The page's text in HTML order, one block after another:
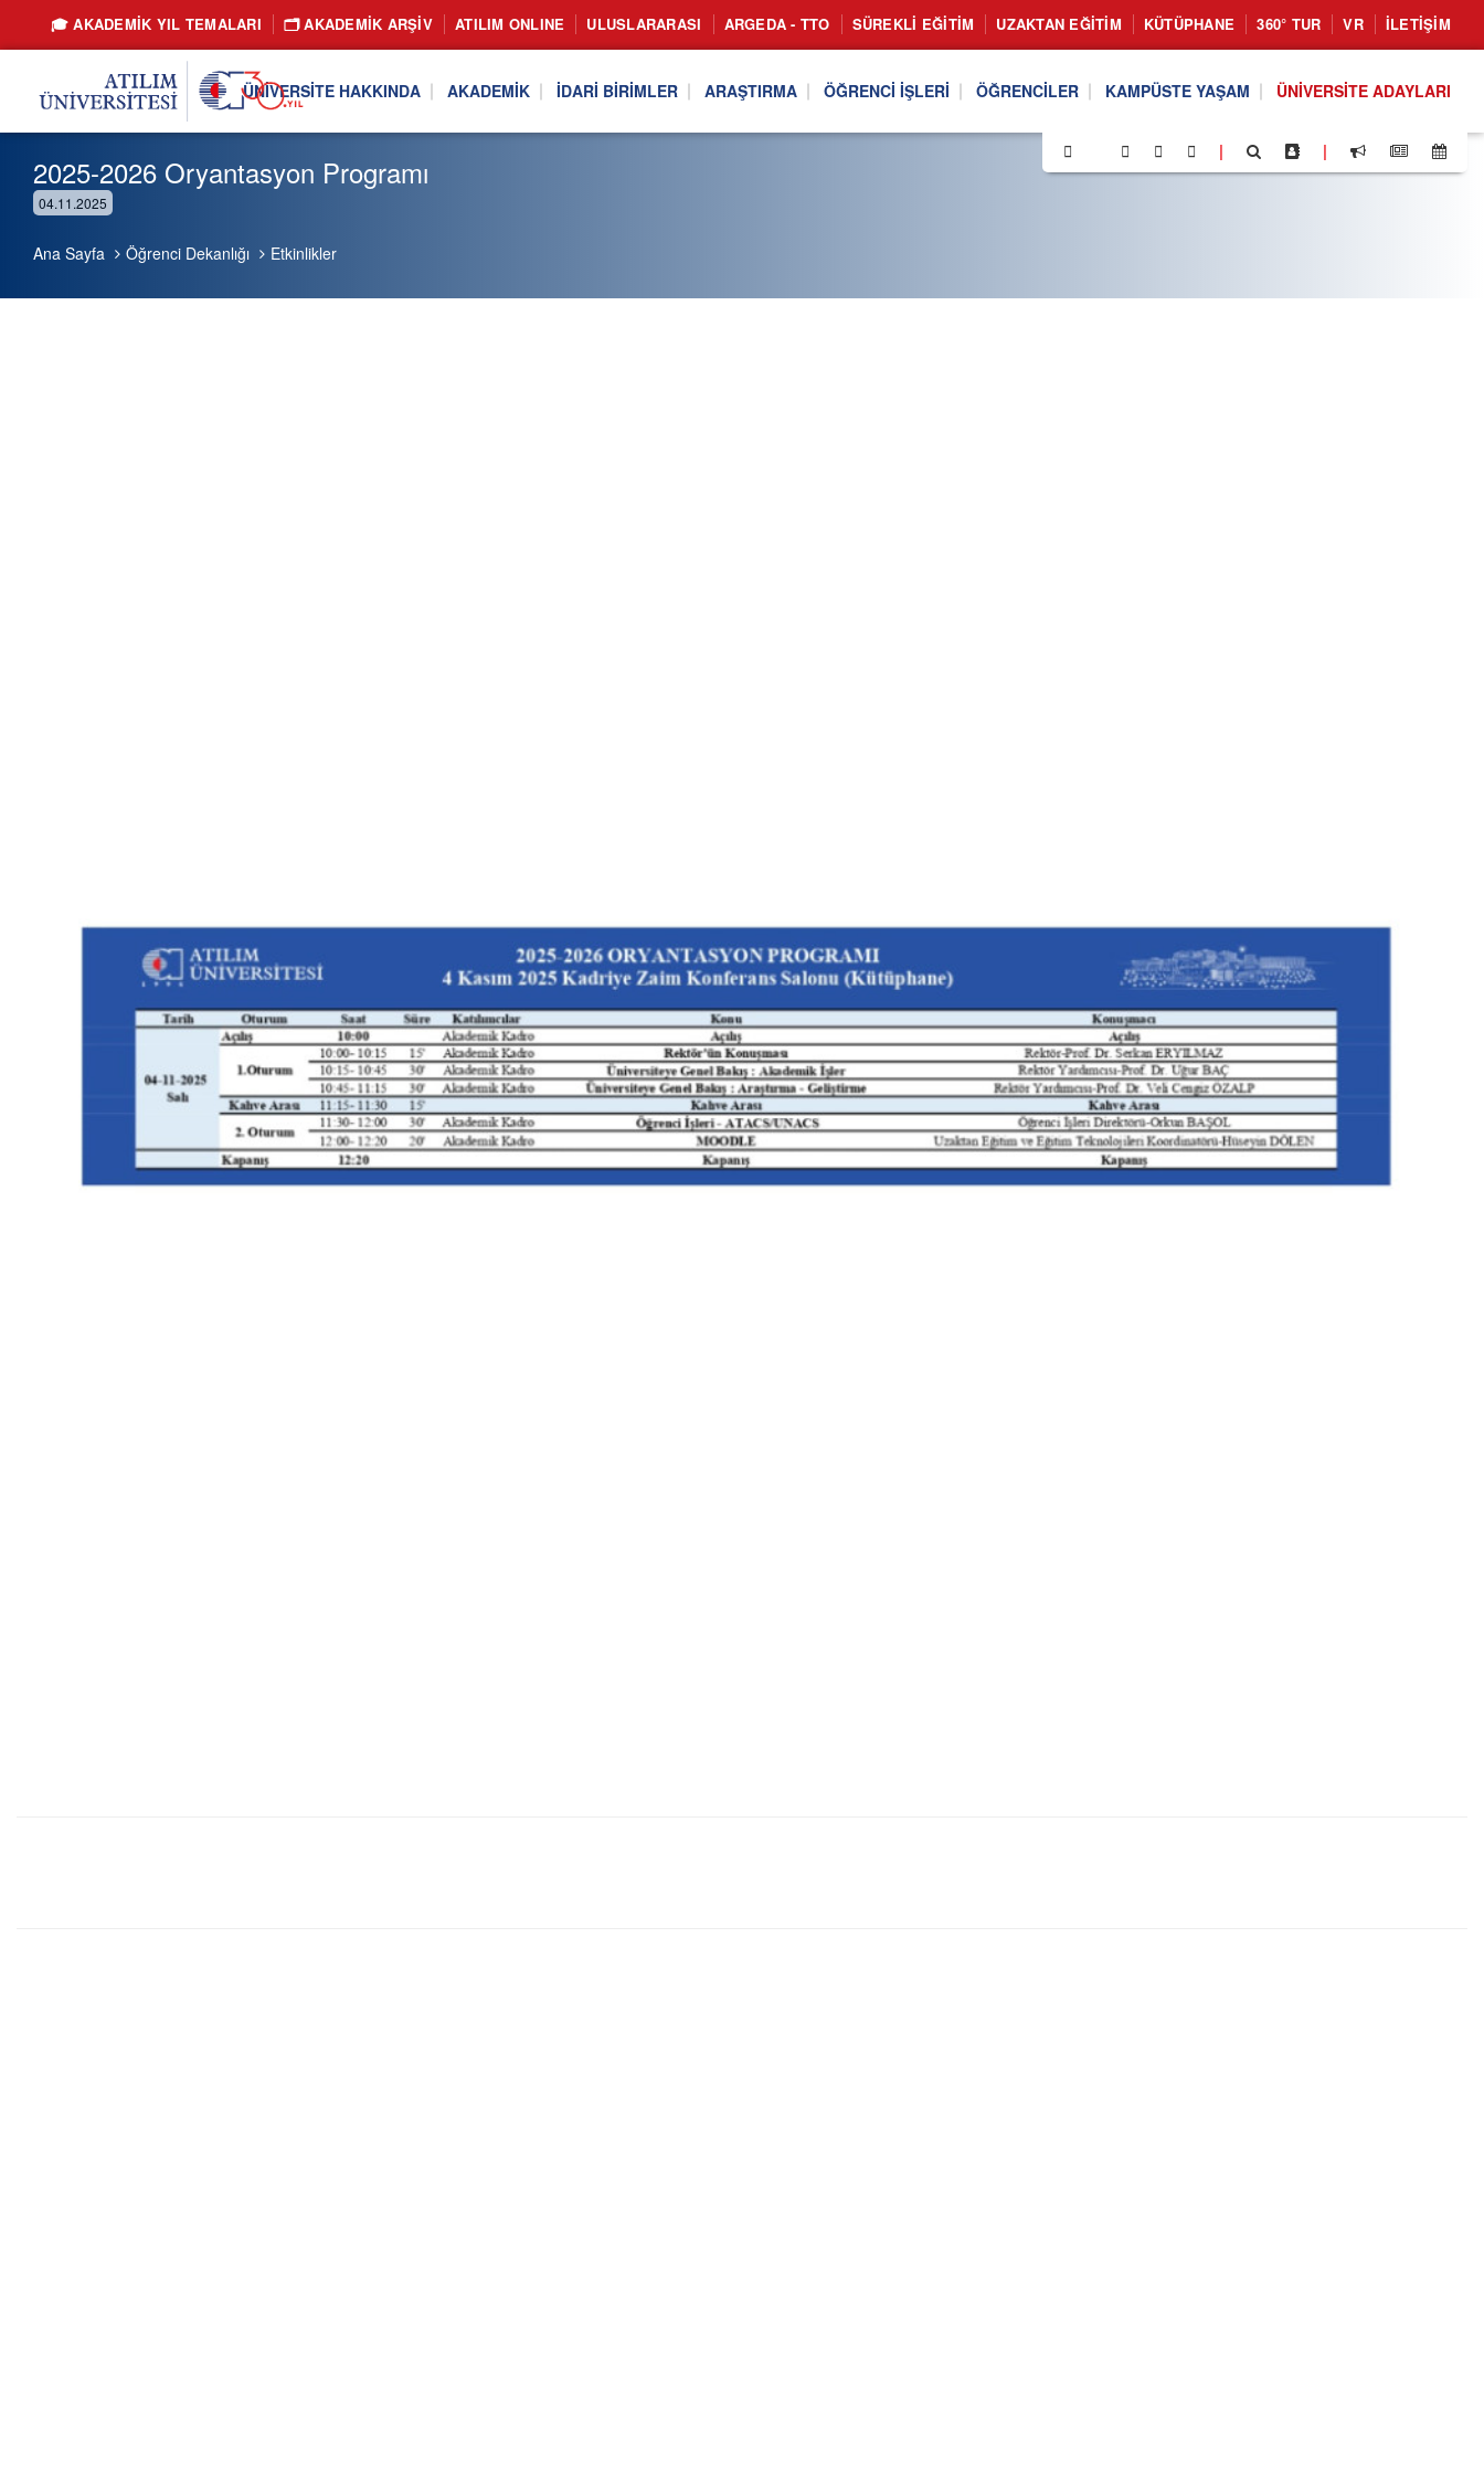
🎓 AKADEMİK YIL TEMALARI 🗂️ AKADEMIK ARŞIV ATILIM ONLINE ULUSLARARASI ARGEDA - TTO SÜREKLI EĞITIM UZAKTAN EĞITIM KÜTÜPHANE 360° TUR VR İLETIŞIM
ÜNIVERSITE HAKKINDA AKADEMIK İDARI BIRIMLER ARAŞTIRMA ÖĞRENCI İŞLERI ÖĞRENCILER KAMPÜSTE YAŞAM ÜNIVERSITE ADAYLARI
| |
2025-2026 Oryantasyon Programı
04.11.2025
Ana Sayfa Öğrenci Dekanlığı Etkinlikler